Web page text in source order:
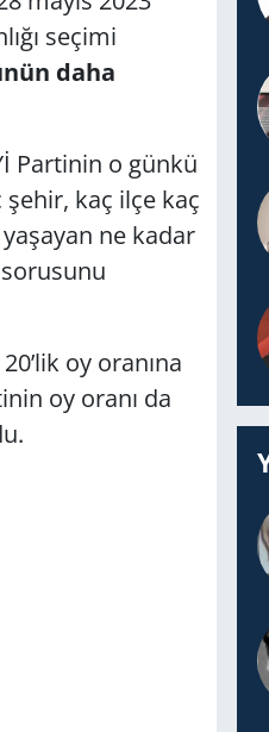
seçimi
daha
Partinin o günkü
şehir, kaç ilçe kaç
yaşayan ne kadar
oy oranına
oy oranı da